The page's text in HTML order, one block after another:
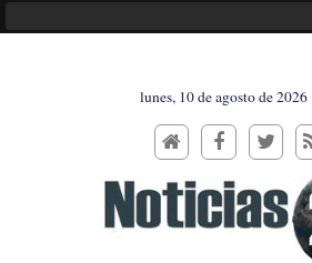
lunes, 10 de agosto de 2026